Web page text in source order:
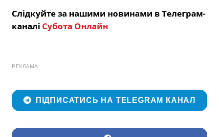
Слідкуйте за нашими новинами в Телеграм-
каналі Субота Онлайн
РЕКЛАМА
ПІДПИСАТИСЬ НА TELEGRAM КАНАЛ